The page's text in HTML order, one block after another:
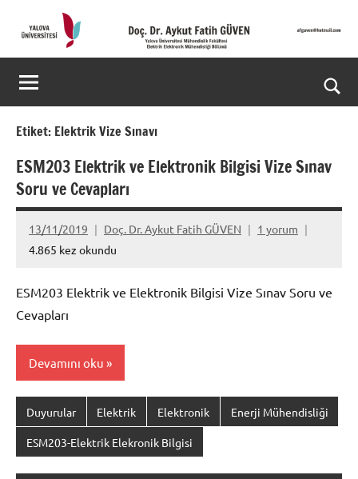
Doç.
Dr.
Aykut
Fatih
GÜVEN-
World's
top
2%
scientists
2025
Web
Sitesi
Etiket: Elektrik Vize Sınavı
ESM203 Elektrik ve Elektronik Bilgisi Vize Sınav
Soru ve Cevapları
13/11/2019 Doç. Dr. Aykut Fatih GÜVEN
1 yorum
4.865 kez okundu
ESM203 Elektrik ve Elektronik Bilgisi Vize Sınav Soru ve
Cevapları
Devamını oku
Duyurular Elektrik Elektronik Enerji Mühendisliği
ESM203-Elektrik Elekronik Bilgisi